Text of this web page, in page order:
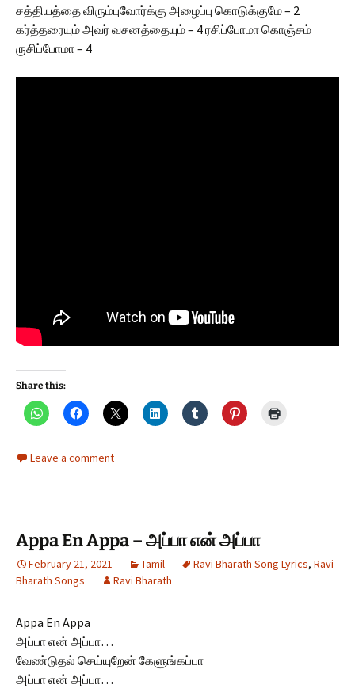
சத்தியத்தை விரும்புவோர்க்கு அழைப்பு கொடுக்குமே – 2
கர்த்தரையும் அவர் வசனத்தையும் – 4 ரசிப்போமா கொஞ்சம்
ருசிப்போமா – 4
Share this:
Leave a comment
Appa En Appa – அப்பா என் அப்பா
February 21, 2021 Tamil Ravi Bharath Song Lyrics, Ravi
Bharath Songs
Ravi Bharath
Appa En Appa
அப்பா என் அப்பா…
வேண்டுதல் செய்யுறேன் கேளுங்கப்பா
அப்பா என் அப்பா…